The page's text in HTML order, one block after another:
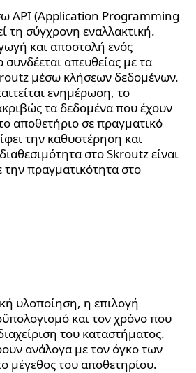
API (Application Programming
τη σύγχρονη εναλλακτική.
και αποστολή ενός
απευθείας με τα
μέσω κλήσεων δεδομένων.
ενημέρωση, το
τα δεδομένα που έχουν
αποθετήριο σε πραγματικό
την καθυστέρηση και
στο Skroutz είναι
πραγματικότητα στο
υλοποίηση, η επιλογή
και τον χρόνο που
του καταστήματος.
ανάλογα με τον όγκο των
μέγεθος του αποθετηρίου.